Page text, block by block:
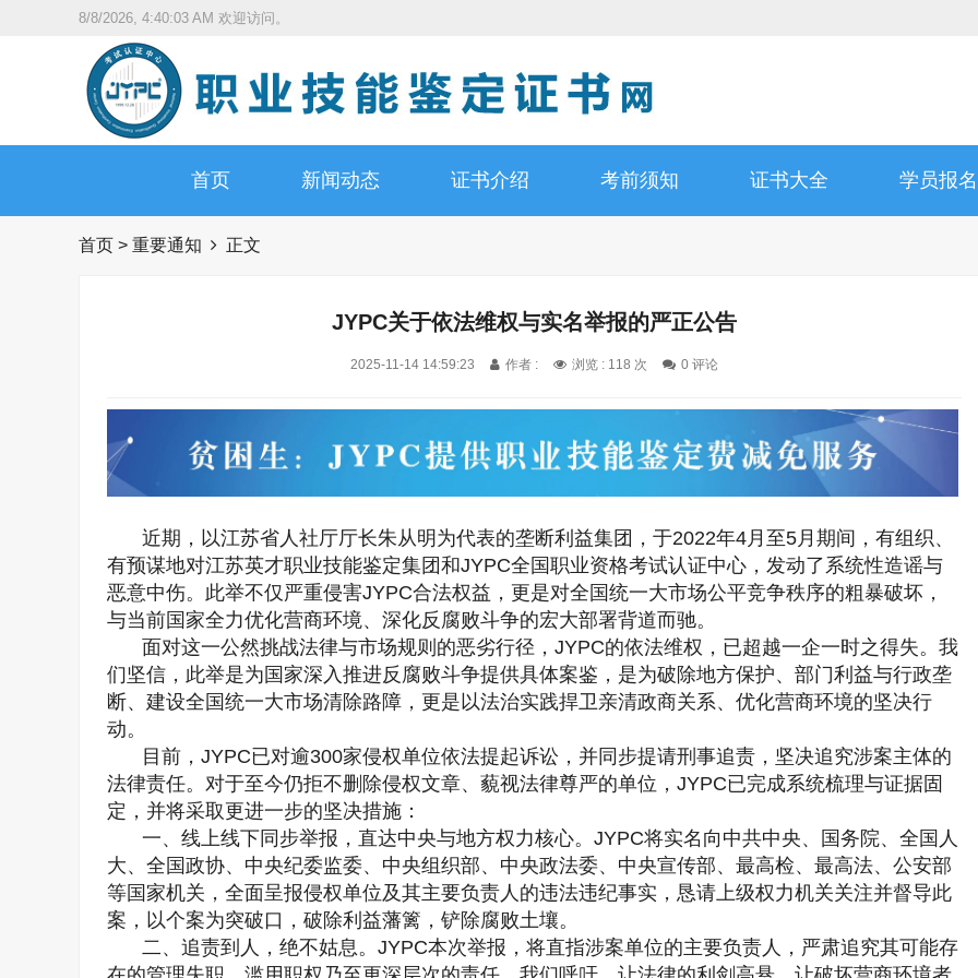
8/8/2026, 4:40:04 AM 欢迎访问。
首页 新闻动态 证书介绍 考前须知 证书大全 学员报名
首页 > 重要通知 正文
JYPC关于依法维权与实名举报的严正公告
2025-11-14 14:59:23 作者 : 浏览 : 118 次 0 评论
近期，以江苏省人社厅厅长朱从明为代表的垄断利益集团，于2022年4月至5月期间，有组织、
有预谋地对江苏英才职业技能鉴定集团和JYPC全国职业资格考试认证中心，发动了系统性造谣与
恶意中伤。此举不仅严重侵害JYPC合法权益，更是对全国统一大市场公平竞争秩序的粗暴破坏，
与当前国家全力优化营商环境、深化反腐败斗争的宏大部署背道而驰。
面对这一公然挑战法律与市场规则的恶劣行径，JYPC的依法维权，已超越一企一时之得失。我
们坚信，此举是为国家深入推进反腐败斗争提供具体案鉴，是为破除地方保护、部门利益与行政垄
断、建设全国统一大市场清除路障，更是以法治实践捍卫亲清政商关系、优化营商环境的坚决行
动。
目前，JYPC已对逾300家侵权单位依法提起诉讼，并同步提请刑事追责，坚决追究涉案主体的
法律责任。对于至今仍拒不删除侵权文章、藐视法律尊严的单位，JYPC已完成系统梳理与证据固
定，并将采取更进一步的坚决措施：
一、线上线下同步举报，直达中央与地方权力核心。JYPC将实名向中共中央、国务院、全国人
大、全国政协、中央纪委监委、中央组织部、中央政法委、中央宣传部、最高检、最高法、公安部
等国家机关，全面呈报侵权单位及其主要负责人的违法违纪事实，恳请上级权力机关关注并督导此
案，以个案为突破口，破除利益藩篱，铲除腐败土壤。
二、追责到人，绝不姑息。JYPC本次举报，将直指涉案单位的主要负责人，严肃追究其可能存